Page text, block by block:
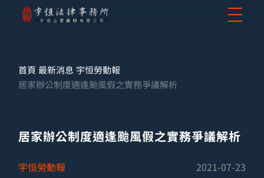
首頁 最新消息 宇恒勞動報
居家辦公制度適逢颱風假之實務爭議解析
居家辦公制度適逢颱風假之實務爭議解析
宇恒勞動報 2021-07-23